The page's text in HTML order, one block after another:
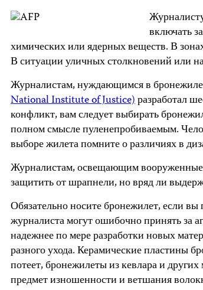
включать
химических или ядерных веществ. В
В ситуации уличных столкновений или
Журналистам, нуждающимся в
National Institute of Justice)разработал
конфликт, вам следует выбирать
полном смысле пуленепробиваемым.
выборе жилета помните о различиях в
Журналистам, освещающим вооруженные
защитить от шрапнели, но вряд ли
Обязательно носите бронежилет, если
журналиста могут ошибочно принять за
надежнее по мере разработки новых
разного ухода. Керамические пластины
потеет, бронежилеты из кевлара и
предмет изношенности и ветшания